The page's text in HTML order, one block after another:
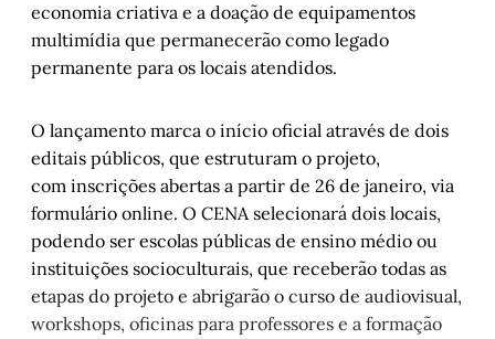
economia criativa e a doação de equipamentos
multimídia que permanecerão como legado
permanente para os locais atendidos.
O lançamento marca o início oficial através de dois
editais públicos, que estruturam o projeto,
com inscrições abertas a partir de 26 de janeiro, via
formulário online. O CENA selecionará dois locais,
podendo ser escolas públicas de ensino médio ou
instituições socioculturais, que receberão todas as
etapas do projeto e abrigarão o curso de audiovisual,
workshops, oficinas para professores e a formação